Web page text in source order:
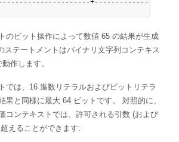
のビット操作によって数値 65 の結果が生成
ステートメントはバイナリ文字列コンテキス
作します。
では、16 進数リテラルおよびビットリテラ
果と同様に最大 64 ビットです。 対照的に、
コンテキストでは、許可される引数 (および
えることができます: